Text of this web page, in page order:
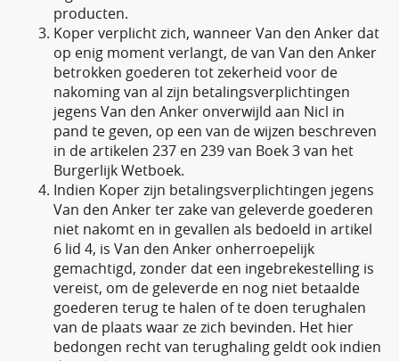
producten.
Koper verplicht zich, wanneer Van den Anker dat
op enig moment verlangt, de van Van den Anker
betrokken goederen tot zekerheid voor de
nakoming van al zijn betalingsverplichtingen
jegens Van den Anker onverwijld aan Nicl in
pand te geven, op een van de wijzen beschreven
in de artikelen 237 en 239 van Boek 3 van het
Burgerlijk Wetboek.
Indien Koper zijn betalingsverplichtingen jegens
Van den Anker ter zake van geleverde goederen
niet nakomt en in gevallen als bedoeld in artikel
6 lid 4, is Van den Anker onherroepelijk
gemachtigd, zonder dat een ingebrekestelling is
vereist, om de geleverde en nog niet betaalde
goederen terug te halen of te doen terughalen
van de plaats waar ze zich bevinden. Het hier
bedongen recht van terughaling geldt ook indien